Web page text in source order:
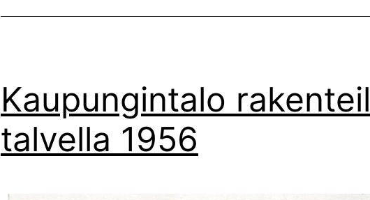
Kaupungintalo
talvella 1956